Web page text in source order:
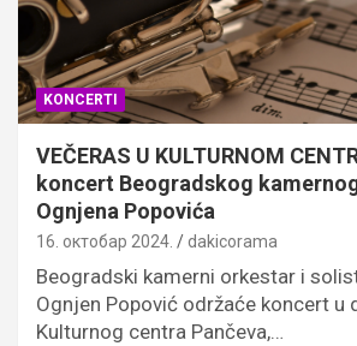
KONCERTI
VEČERAS U KULTURNOM
koncert Beogradskog
Ognjena Popovića
16. октобар 2024. dakicorama
Beogradski kamerni orkestar i
Ognjen Popović održaće koncert u
Kulturnog centra Pančeva,…